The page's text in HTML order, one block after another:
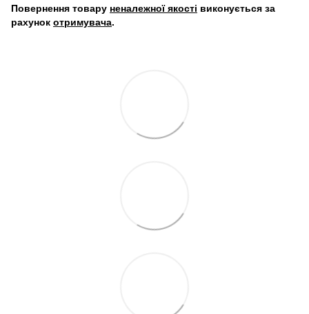
Повернення товару неналежної якості виконується за
рахунок отримувача.